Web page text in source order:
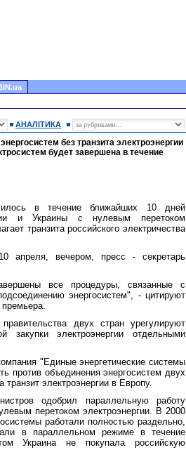
АНАЛІТИКА
без транзита электроэнергии
будет завершена в течение
в течение ближайших 10 дней
и Украины с нулевым перетоком
транзита российского электричества
апреля, вечером, пресс - секретарь
все процедуры, связанные с
энергосистем", - цитируют
премьера.
двух стран урегулируют
закупки электроэнергии отдельными
"Единые энергетические системы
против объединения энергосистем двух
транзит электроэнергии в Европу.
одобрил параллельную работу
перетоком электроэнергии. В 2000
работали полностью раздельно,
в параллельном режиме в течение
Украина не покупала российскую